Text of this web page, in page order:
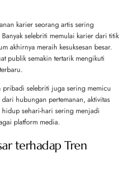
karier seorang artis sering
selebriti memulai karier dari titik
akhirnya meraih kesuksesan besar.
publik semakin tertarik mengikuti
selebriti juga sering memicu
hubungan pertemanan, aktivitas
sehari-hari sering menjadi
platform media.
terhadap Tren